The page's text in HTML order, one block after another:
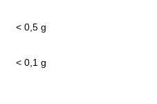
< 0,5 g
< 0,1 g